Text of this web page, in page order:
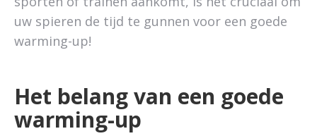
uw spieren de tijd te gunnen voor een goede
warming-up!
Het belang van een goede
warming-up